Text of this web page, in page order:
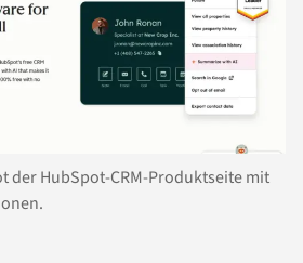
der HubSpot-CRM-Produktseite mit